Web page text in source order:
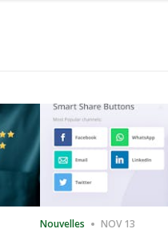
Nouvelles NOV 13